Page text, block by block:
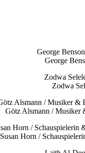
George
Zodwa
Götz Alsmann / Musiker
Susan Horn /